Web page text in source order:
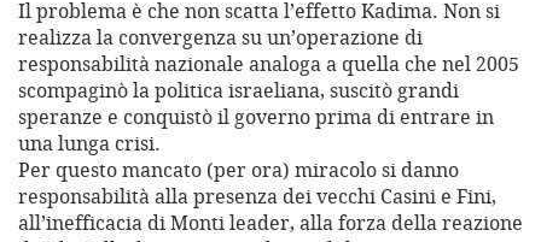
Il problema è che non scatta l’effetto Kadima. Non si
realizza la convergenza su un’operazione di
responsabilità nazionale analoga a quella che nel 2005
scompaginò la politica israeliana, suscitò grandi
speranze e conquistò il governo prima di entrare in
una lunga crisi.
Per questo mancato (per ora) miracolo si danno
responsabilità alla presenza dei vecchi Casini e Fini,
all’inefficacia di Monti leader, alla forza della reazione